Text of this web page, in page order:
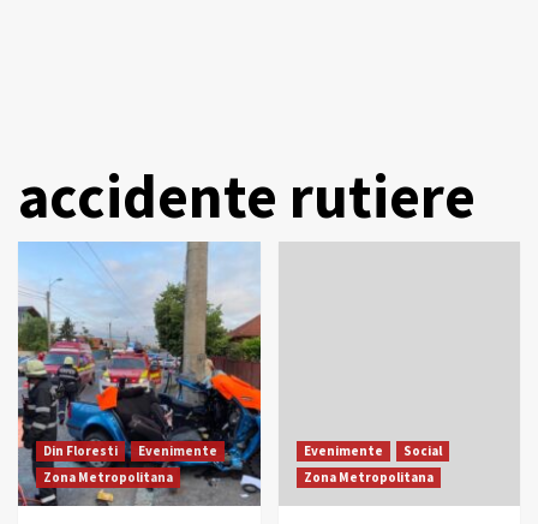
accidente rutiere
Din Floresti
Evenimente
Zona Metropolitana
Evenimente
Social
Zona Metropolitana